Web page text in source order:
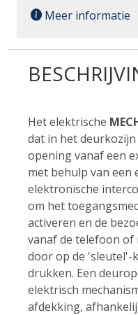
Meer informatie
Het elektrische
dat in het
opening vanaf een
met behulp van een
elektronische
om het
activeren en de
vanaf de telefoon
door op de 'sleutel'-
drukken. Een
elektrisch
afdekking,